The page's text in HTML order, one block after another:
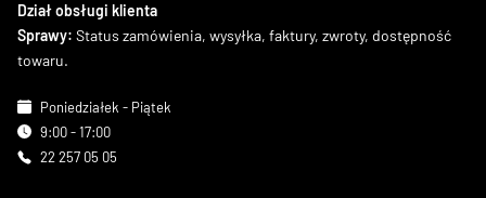
Dział obsługi klienta
Sprawy: Status zamówienia, wysyłka, faktury, zwroty, dostępność
towaru.
Poniedziałek - Piątek
9:00 - 17:00
22 257 05 05